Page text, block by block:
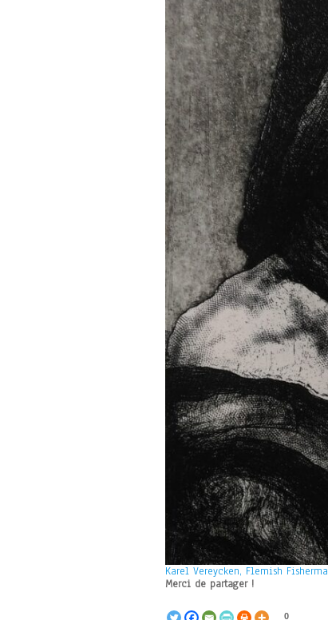
Karel Vereycken, Flemish
Merci de partager !
0